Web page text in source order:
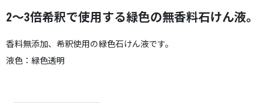
2〜3倍希釈で使用する緑色の無香料石けん液。
香料無添加、希釈使用の緑色石けん液です。
液色：緑色透明